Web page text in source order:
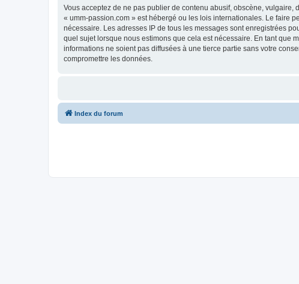
Vous acceptez de ne pas publier de contenu abusif, obscène,
« umm-passion.com » est hébergé ou les lois internationales. Le faire
nécessaire. Les adresses IP de tous les messages sont enregistrées
quel sujet lorsque nous estimons que cela est nécessaire. En tant que
informations ne soient pas diffusées à une tierce partie sans votre
compromettre les données.
Index du forum